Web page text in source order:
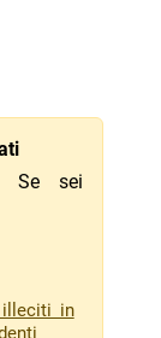
Se sei
in